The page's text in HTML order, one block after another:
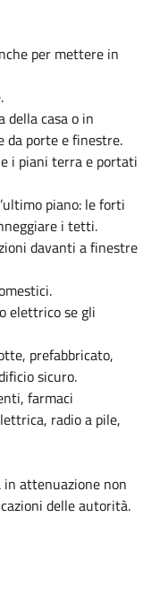
per mettere in
della casa o in
da porte e finestre.
i piani terra e portati
piano: le forti
i tetti.
davanti a finestre
elettrico se gli
prefabbricato,
sicuro.
farmaci
radio a pile,
attenuazione non
delle autorità.